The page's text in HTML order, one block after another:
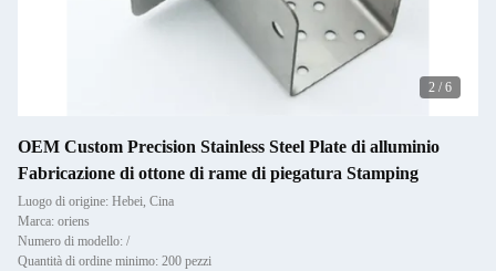
2 / 6
OEM Custom Precision Stainless Steel Plate di alluminio
Fabricazione di ottone di rame di piegatura Stamping
Luogo di origine: Hebei, Cina
Marca: oriens
Numero di modello: /
Quantità di ordine minimo: 200 pezzi